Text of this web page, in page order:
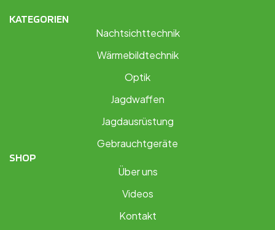
KATEGORIEN
Nachtsichttechnik
Wärmebildtechnik
Optik
Jagdwaffen
Jagdausrüstung
Gebrauchtgeräte
SHOP
Über uns
Videos
Kontakt